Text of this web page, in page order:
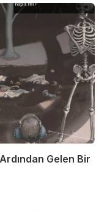
Gelen Bir